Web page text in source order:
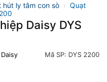
hút ly tâm con sò › Quạt
Daisy DYS
Daisy Mã SP: DYS 2200